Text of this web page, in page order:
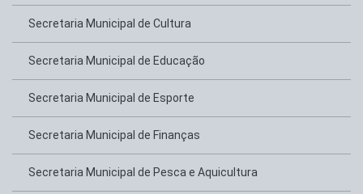
Secretaria Municipal de Cultura
Secretaria Municipal de Educação
Secretaria Municipal de Esporte
Secretaria Municipal de Finanças
Secretaria Municipal de Pesca e Aquicultura